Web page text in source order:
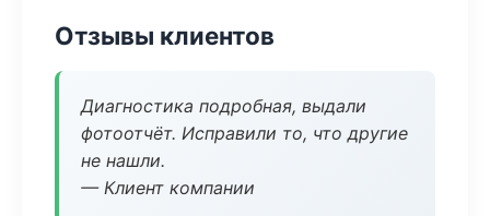
Отзывы клиентов
Диагностика подробная, выдали
фотоотчёт. Исправили то, что другие
не нашли.
— Клиент компании